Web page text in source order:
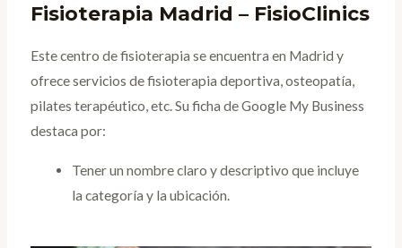
Fisioterapia Madrid – FisioClinics
Este centro de fisioterapia se encuentra en Madrid y
ofrece servicios de fisioterapia deportiva, osteopatía,
pilates terapéutico, etc. Su ficha de Google My Business
destaca por:
Tener un nombre claro y descriptivo que incluye
la categoría y la ubicación.